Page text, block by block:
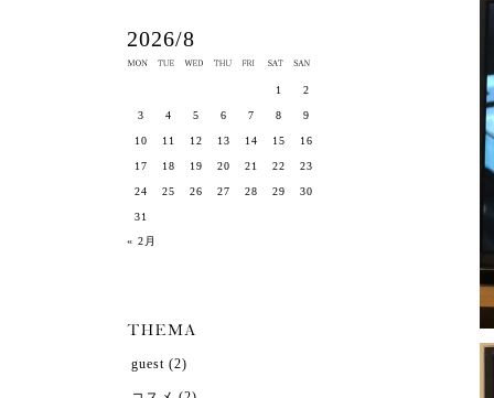
2026/8
« 2月
1 2
3 4 5 6 7 8 9
10 11 12 13 14 15 16
17 18 19 20 21 22 23
24 25 26 27 28 29 30
31
guest (2)